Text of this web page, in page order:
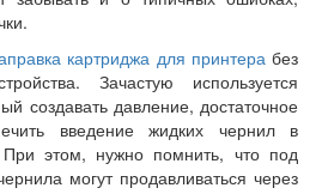
картриджа для принтерабез
Зачастую используется
создавать давление, достаточное
введение жидких чернил в
При этом, нужно помнить, что под
могут продавливаться через